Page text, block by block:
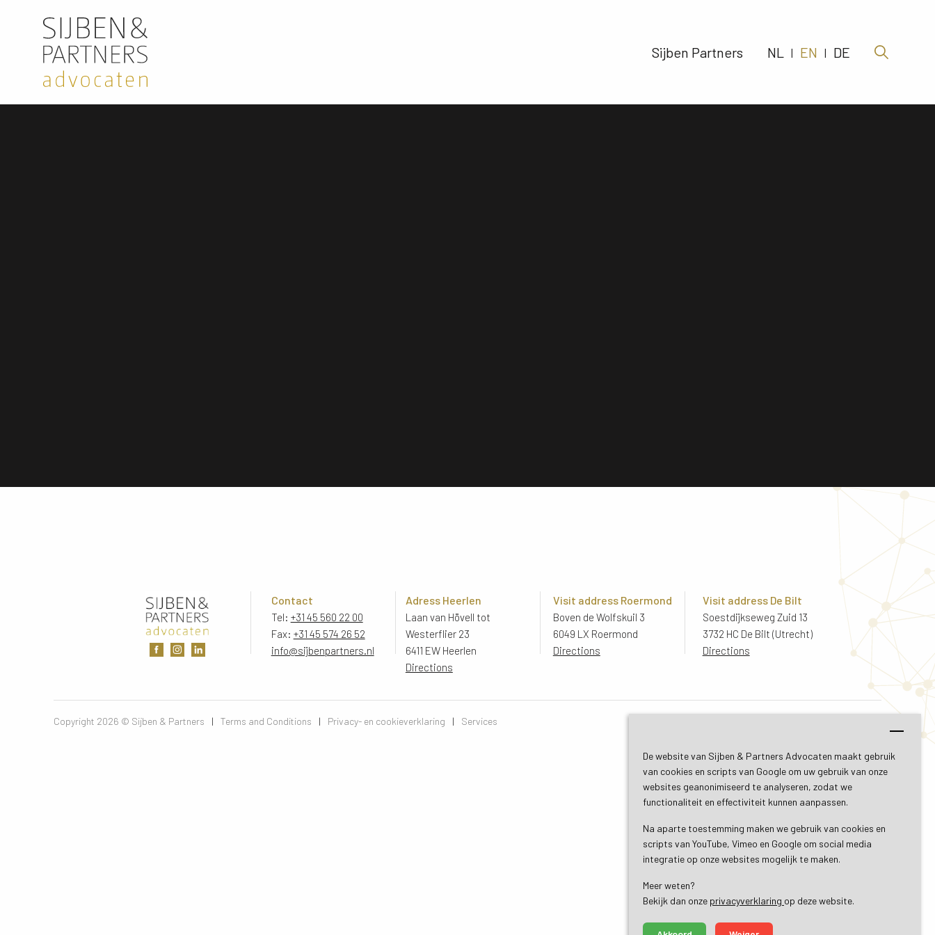
De website van Sijben & Partners Advocaten maakt gebruik
van cookies en scripts van Google om uw gebruik van onze
websites geanonimiseerd te analyseren, zodat we
functionaliteit en effectiviteit kunnen aanpassen.
Na aparte toestemming maken we gebruik van cookies en
scripts van YouTube, Vimeo en Google om social media
integratie op onze websites mogelijk te maken.
Meer weten?
Bekijk dan onze privacyverklaring op deze website.
Sijben Partners NL | EN | DE
Contact
Tel: +31 45 560 22 00
Fax: +31 45 574 26 52
info@sijbenpartners.nl
Adress Heerlen
Laan van Hövell tot
Westerflier 23
6411 EW Heerlen
Directions
Visit address Roermond
Boven de Wolfskuil 3
6049 LX Roermond
Directions
Visit address De Bilt
Soestdijkseweg Zuid 13
3732 HC De Bilt (Utrecht)
Directions
Copyright 2026 © Sijben & Partners | Terms and Conditions | Privacy- en cookieverklaring | Services